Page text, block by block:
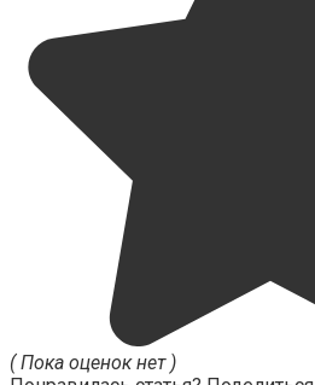
( Пока оценок нет )